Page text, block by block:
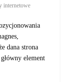
internetowe
dana strona
element